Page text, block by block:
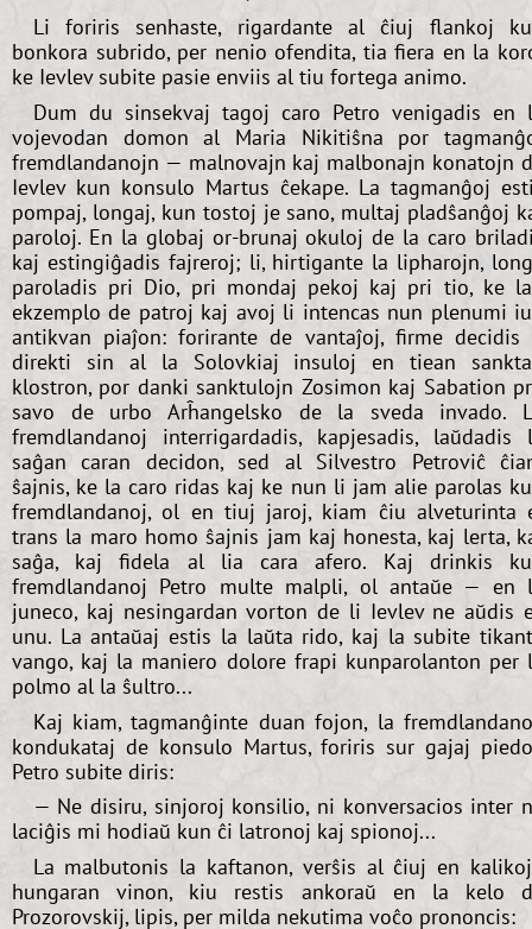
Li foriris senhaste, rigardante al ĉiuj flankoj
bonkora subrido, per nenio ofendita, tia fiera en la
ke Ievlev subite pasie enviis al tiu fortega animo.
Dum du sinsekvaj tagoj caro Petro venigadis en
vojevodan domon al Maria Nikitiŝna por
fremdlandanojn — malnovajn kaj malbonajn konatojn
Ievlev kun konsulo Martus ĉekape. La tagmanĝoj
pompaj, longaj, kun tostoj je sano, multaj pladŝanĝoj
paroloj. En la globaj or-brunaj okuloj de la caro
kaj estingiĝadis fajreroj; li, hirtigante la lipharojn,
paroladis pri Dio, pri mondaj pekoj kaj pri tio, ke
ekzemplo de patroj kaj avoj li intencas nun plenumi
antikvan piaĵon: forirante de vantaĵoj, firme decidis
direkti sin al la Solovkiaj insuloj en tiean
klostron, por danki sanktulojn Zosimon kaj Sabation
savo de urbo Arĥangelsko de la sveda invado.
fremdlandanoj interrigardadis, kapjesadis, laŭdadis
saĝan caran decidon, sed al Silvestro Petroviĉ
ŝajnis, ke la caro ridas kaj ke nun li jam alie parolas
fremdlandanoj, ol en tiuj jaroj, kiam ĉiu alveturinta
trans la maro homo ŝajnis jam kaj honesta, kaj lerta,
saĝa, kaj fidela al lia cara afero. Kaj drinkis
fremdlandanoj Petro multe malpli, ol antaŭe — en
juneco, kaj nesingardan vorton de li Ievlev ne aŭdis
unu. La antaŭaj estis la laŭta rido, kaj la subite
vango, kaj la maniero dolore frapi kunparolanton per
polmo al la ŝultro...
Kaj kiam, tagmanĝinte duan fojon, la
kondukataj de konsulo Martus, foriris sur gajaj
Petro subite diris:
— Ne disiru, sinjoroj konsilio, ni konversacios inter
laciĝis mi hodiaŭ kun ĉi latronoj kaj spionoj...
La malbutonis la kaftanon, verŝis al ĉiuj en
hungaran vinon, kiu restis ankoraŭ en la kelo
Prozorovskij, lipis, per milda nekutima voĉo prononcis: